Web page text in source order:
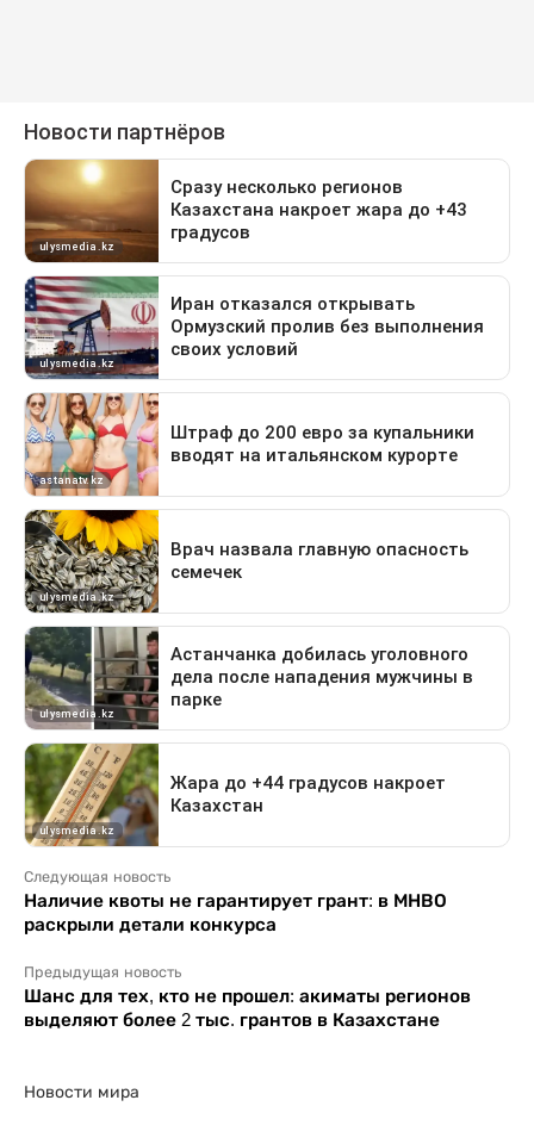
Следующая новость
Наличие квоты не гарантирует грант: в МНВО
раскрыли детали конкурса
Предыдущая новость
Шанс для тех, кто не прошел: акиматы регионов
выделяют более 2 тыс. грантов в Казахстане
Новости мира